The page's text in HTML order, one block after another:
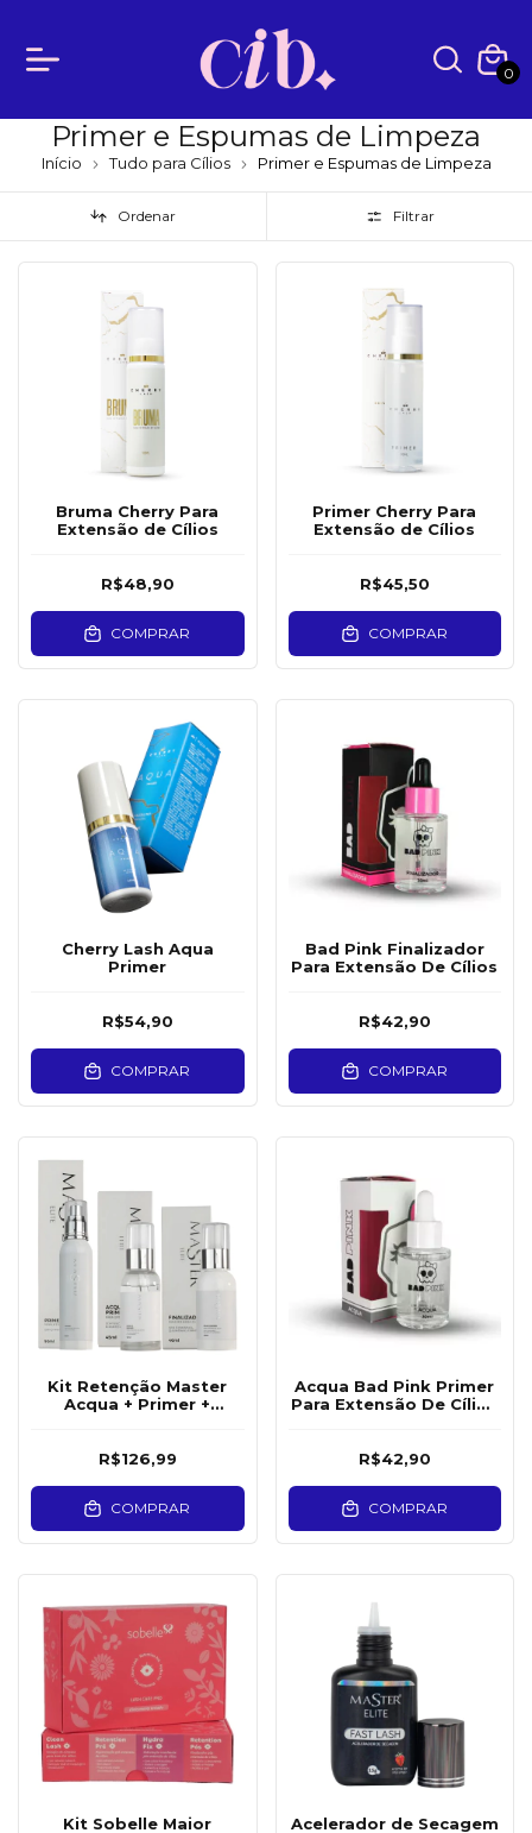
0
Primer e Espumas de Limpeza
Início Tudo para Cílios Primer e Espumas de Limpeza
Ordenar Filtrar
Bruma Cherry Para
Extensão de Cílios
R$48,90
COMPRAR
Primer Cherry Para
Extensão de Cílios
R$45,50
COMPRAR
Cherry Lash Aqua
Primer
R$54,90
COMPRAR
Bad Pink Finalizador
Para Extensão De Cílios
R$42,90
COMPRAR
Kit Retenção Master
Acqua + Primer +
R$126,99
COMPRAR
Acqua Bad Pink Primer
Para Extensão De Cílios
R$42,90
COMPRAR
Kit Sobelle Maior
Acelerador de Secagem